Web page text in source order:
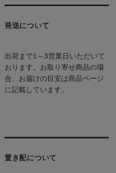
発送について
出荷まで1～3営業日いただいて
おります。お取り寄せ商品の場
合、お届けの目安は商品ページ
に記載しています。
置き配について